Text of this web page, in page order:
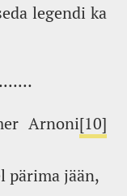
legendi ka
Arnoni[10]
pärima jään,